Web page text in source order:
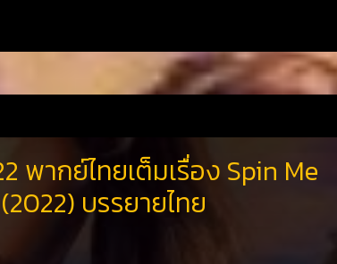
พากย์ไทยเต็มเรื่อง Spin Me
บรรยายไทย